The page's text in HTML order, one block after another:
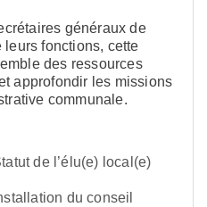
généraux de
leurs fonctions, cette
des ressources
approfondir les missions
communale.
tatut de l’élu(e) local(e)
du conseil